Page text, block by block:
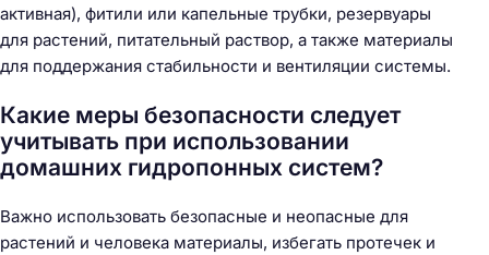
активная), фитили или капельные трубки, резервуары
для растений, питательный раствор, а также материалы
для поддержания стабильности и вентиляции системы.
Какие меры безопасности следует
учитывать при использовании
домашних гидропонных систем?
Важно использовать безопасные и неопасные для
растений и человека материалы, избегать протечек и